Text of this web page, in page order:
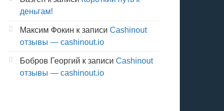
деньгам!
Максим Фокин к записи Cashinout
отзывы — cashinout.io
Бобров Георгий к записи Cashinout
отзывы — cashinout.io